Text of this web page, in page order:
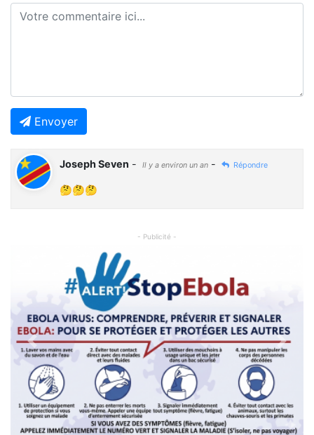
Envoyer
Joseph Seven - Il y a environ un an - Répondre
🤔🤔🤔
- Publicité -
Previous Next